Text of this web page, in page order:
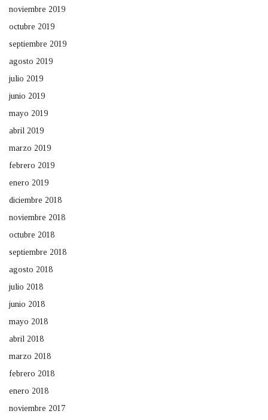
noviembre 2019
octubre 2019
septiembre 2019
agosto 2019
julio 2019
junio 2019
mayo 2019
abril 2019
marzo 2019
febrero 2019
enero 2019
diciembre 2018
noviembre 2018
octubre 2018
septiembre 2018
agosto 2018
julio 2018
junio 2018
mayo 2018
abril 2018
marzo 2018
febrero 2018
enero 2018
noviembre 2017